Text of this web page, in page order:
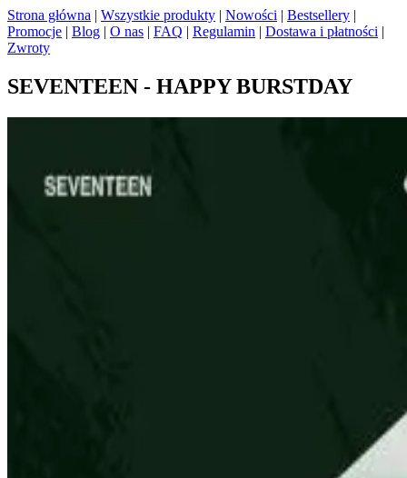
Strona główna | Wszystkie produkty | Nowości | Bestsellery |
Promocje | Blog | O nas | FAQ | Regulamin | Dostawa i płatności |
Zwroty
SEVENTEEN - HAPPY BURSTDAY